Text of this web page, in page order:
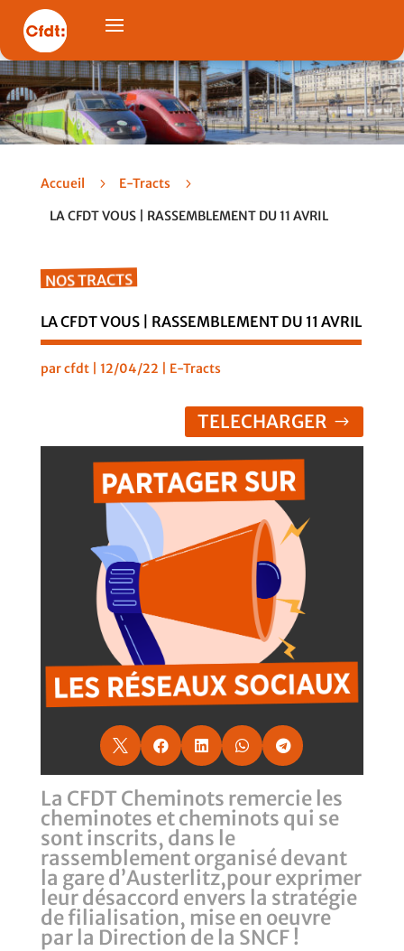
Accueil 5 E-Tracts
5
LA CFDT VOUS | RASSEMBLEMENT DU 11 AVRIL
NOS TRACTS
LA CFDT VOUS | RASSEMBLEMENT DU 11 AVRIL
parcfdt| 12/04/22 E-Tracts
TELECHARGER
    
La CFDT Cheminots remercie les
cheminotes et cheminots qui se
sont inscrits, dans le
rassemblement organisé devant
la gare d’Austerlitz,pour exprimer
leur désaccord envers la stratégie
de filialisation, mise en oeuvre
par la Direction de la SNCF !